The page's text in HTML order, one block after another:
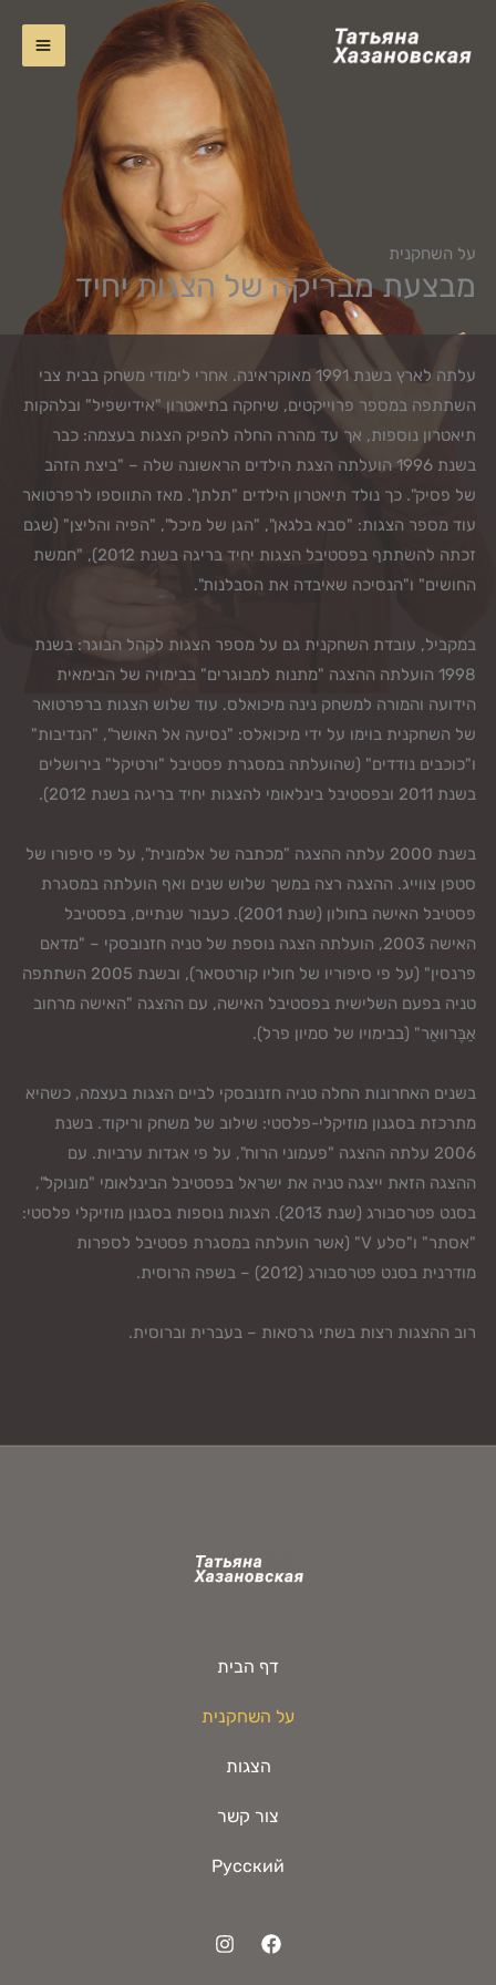
על השחקנית
מבצעת מבריקה של הצגות יחיד
עלתה לארץ בשנת 1991 מאוקראינה. אחרי לימודי משחק בבית צבי
השתתפה במספר פרוייקטים, שיחקה בתיאטרון "אידישפיל" ובלהקות
תיאטרון נוספות, אך עד מהרה החלה להפיק הצגות בעצמה: כבר
בשנת 1996 הועלתה הצגת הילדים הראשונה שלה – "ביצת הזהב
של פסיק". כך נולד תיאטרון הילדים "תלתן". מאז התווספו לרפרטואר
עוד מספר הצגות: "סבא בלגאן", "הגן של מיכל", "הפיה והליצן" (שגם
זכתה להשתתף בפסטיבל הצגות יחיד בריגה בשנת 2012), "חמשת
החושים" ו"הנסיכה שאיבדה את הסבלנות".
במקביל, עובדת השחקנית גם על מספר הצגות לקהל הבוגר: בשנת
1998 הועלתה ההצגה "מתנות למבוגרים" בבימויה של הבימאית
הידועה והמורה למשחק נינה מיכואלס. עוד שלוש הצגות ברפרטואר
של השחקנית בוימו על ידי מיכואלס: "נסיעה אל האושר", "הנדיבות"
ו"כוכבים נודדים" (שהועלתה במסגרת פסטיבל "ורטיקל" בירושלים
בשנת 2011 ובפסטיבל בינלאומי להצגות יחיד בריגה בשנת 2012).
בשנת 2000 עלתה ההצגה "מכתבה של אלמונית", על פי סיפורו של
סטפן צווייג. ההצגה רצה במשך שלוש שנים ואף הועלתה במסגרת
פסטיבל האישה בחולון (שנת 2001). כעבור שנתיים, בפסטיבל
האישה 2003, הועלתה הצגה נוספת של טניה חזנובסקי – "מדאם
פרנסין" (על פי סיפוריו של חוליו קורטסאר), ובשנת 2005 השתתפה
טניה בפעם השלישית בפסטיבל האישה, עם ההצגה "האישה מרחוב
אַבֶּרווּאַר" (בבימויו של סמיון פרל).
בשנים האחרונות החלה טניה חזנובסקי לביים הצגות בעצמה, כשהיא
מתרכזת בסגנון מוזיקלי-פלסטי: שילוב של משחק וריקוד. בשנת
2006 עלתה ההצגה "פעמוני הרוח", על פי אגדות ערביות. עם
ההצגה הזאת ייצגה טניה את ישראל בפסטיבל הבינלאומי "מונוקל",
בסנט פטרסבורג (שנת 2013). הצגות נוספות בסגנון מוזיקלי פלסטי:
"אסתר" ו"סלע V" (אשר הועלתה במסגרת פסטיבל לספרות
מודרנית בסנט פטרסבורג (2012) – בשפה הרוסית.
רוב ההצגות רצות בשתי גרסאות – בעברית וברוסית.
דף הבית
על השחקנית
הצגות
צור קשר
Русский